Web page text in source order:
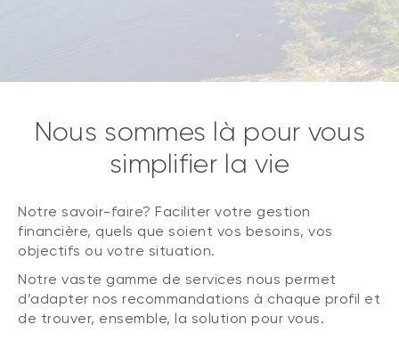
Nous sommes là pour vous
simplifier la vie
Notre savoir-faire? Faciliter votre gestion
financière, quels que soient vos besoins, vos
objectifs ou votre situation.
Notre vaste gamme de services nous permet
d’adapter nos recommandations à chaque profil et
de trouver, ensemble, la solution pour vous.